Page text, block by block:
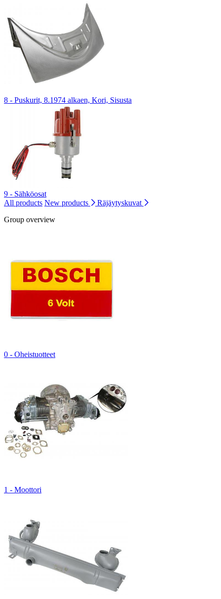
8 - Puskurit, 8.1974 alkaen, Kori, Sisusta
9 - Sähköosat
All products New products
Räjäytyskuvat
Group overview
0 - Oheistuotteet
1 - Moottori